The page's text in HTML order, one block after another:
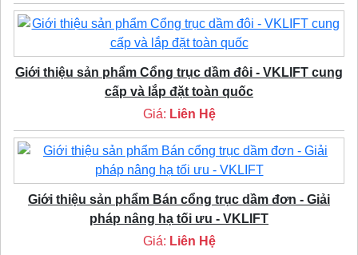
Giới thiệu sản phẩm Cổng trục dầm đôi - VKLIFT cung
cấp và lắp đặt toàn quốc
Giá: Liên Hệ
Giới thiệu sản phẩm Bán cổng trục dầm đơn - Giải
pháp nâng hạ tối ưu - VKLIFT
Giá: Liên Hệ